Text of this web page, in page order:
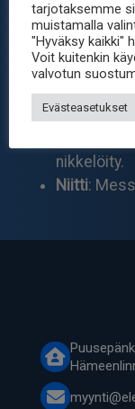
pitkäikäisen
Pidikkeen
nikkelöity.
Niitti:
tarjotaksemme
muistamalla
"Hyväksy kaikki"
Voit kuitenkin
valvotun
Evästeasetukset